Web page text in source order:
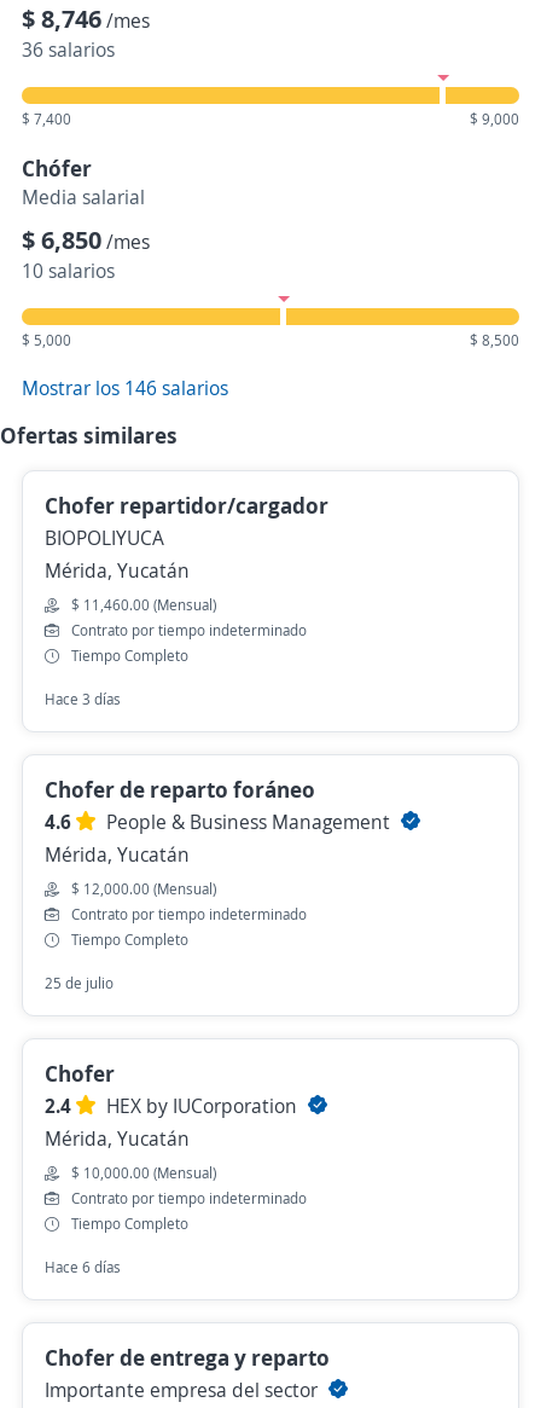
$ 8,746/mes
36 salarios
$ 7,400 $ 9,000
Chófer
Media salarial
$ 6,850/mes
10 salarios
$ 5,000 $ 8,500
Mostrar los 146 salarios
Ofertas similares
Chofer repartidor/cargador
BIOPOLIYUCA
Mérida, Yucatán
$ 11,460.00 (Mensual)
Contrato por tiempo indeterminado
Tiempo Completo
Hace 3 días
Chofer de reparto foráneo
4.6
People & Business Management
Mérida, Yucatán
$ 12,000.00 (Mensual)
Contrato por tiempo indeterminado
Tiempo Completo
25 de julio
Chofer
2.4
HEX by IUCorporation
Mérida, Yucatán
$ 10,000.00 (Mensual)
Contrato por tiempo indeterminado
Tiempo Completo
Hace 6 días
Chofer de entrega y reparto
Importante empresa del sector